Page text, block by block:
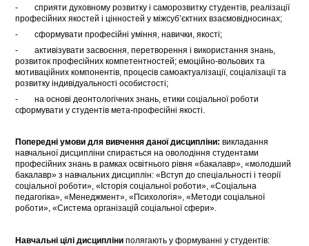
- сприяти духовному розвитку і саморозвитку студентів, реалізації
професійних якостей і цінностей у міжсуб’єктних взаємовідносинах;
- сформувати професійні уміння, навички, якості;
- активізувати засвоєння, перетворення і використання знань,
розвиток професійних компетентностей; емоційно-вольових та
мотиваційних компонентів, процесів самоактуалізації, соціалізації та
розвитку індивідуальності особистості;
- на основі деонтологічних знань, етики соціальної роботи
сформувати у студентів мета-професійні якості.
Попередні умови для вивчення даної дисципліни:викладання
навчальної дисципліни спирається на оволодіння студентами
професійних знань в рамках освітнього рівня «бакалавр», «молодший
бакалавр» з навчальних дисциплін: «Вступ до спеціальності і теорії
соціальної роботи», «Історія соціальної роботи», «Соціальна
педагогіка», «Менеджмент», «Психологія», «Методи соціальної
роботи», «Система організацій соціальної сфери».
Навчальні цілі дисципліниполягають у формуванні у студентів: